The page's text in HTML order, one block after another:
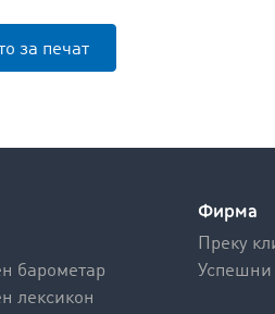
за печат
барометар
лексикон
Фирма
Преку
Успешни